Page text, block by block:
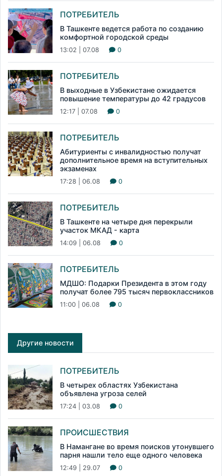
ПОТРЕБИТЕЛЬ
В Ташкенте ведется работа по созданию
комфортной городской среды
13:02 | 07.08 0
ПОТРЕБИТЕЛЬ
В выходные в Узбекистане ожидается
повышение температуры до 42 градусов
12:17 | 07.08 0
ПОТРЕБИТЕЛЬ
Абитуриенты с инвалидностью получат
дополнительное время на вступительных
экзаменах
17:28 | 06.08 0
ПОТРЕБИТЕЛЬ
В Ташкенте на четыре дня перекрыли
участок МКАД - карта
14:09 | 06.08 0
ПОТРЕБИТЕЛЬ
МДШО: Подарки Президента в этом году
получат более 795 тысяч первоклассников
11:00 | 06.08 0
Другие новости
ПОТРЕБИТЕЛЬ
В четырех областях Узбекистана
объявлена угроза селей
17:24 | 03.08 0
ПРОИСШЕСТВИЯ
В Намангане во время поисков утонувшего
парня нашли тело еще одного человека
12:49 | 29.07 0